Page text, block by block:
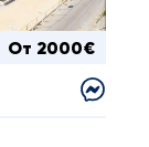
От 2000€